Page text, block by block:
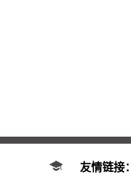
友情链接：